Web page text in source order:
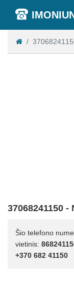
37068241150
Šio telefono
vietinis:
+370 682 41150